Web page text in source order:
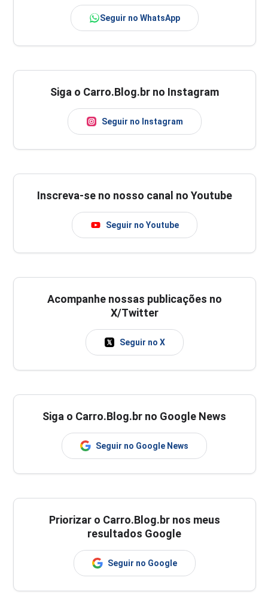
Seguir no WhatsApp
Siga o Carro.Blog.br no Instagram
Seguir no Instagram
Inscreva-se no nosso canal no Youtube
Seguir no Youtube
Acompanhe nossas publicações no
X/Twitter
Seguir no X
Siga o Carro.Blog.br no Google News
Seguir no Google News
Priorizar o Carro.Blog.br nos meus
resultados Google
Seguir no Google